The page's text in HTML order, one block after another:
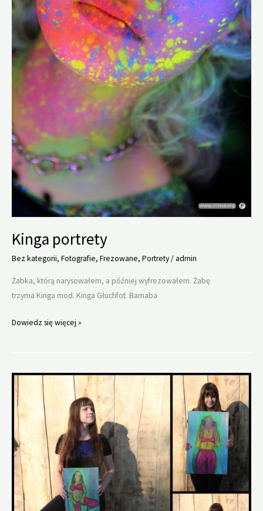
Kinga portrety
Bez kategorii, Fotografie, Frezowane, Portrety/admin
Żabka, którą narysowałem, a później wyfrezowałem. Żabę
trzyma Kinga mod. Kinga Głuchfot. Barnaba
Kinga
Dowiedz się więcej »